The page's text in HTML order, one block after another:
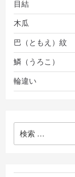
目結
木瓜
巴（ともえ）紋
鱗（うろこ）
輪違い
索: